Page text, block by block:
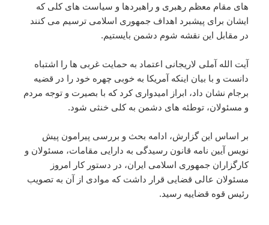
های مقام معظم رهبری و راهبردها و سیاست های کلی که
ایشان برای پیشبرد اهداف جمهوری اسلامی ترسیم می کنند
در مقابل این نقشه شوم دشمن بایستیم.
آیت الله آملی لاریجانی اعتماد به حمایت غربی ها را اشتباه
دانست و با بیان اینکه آمریکا به خوبی چهره خود را در قضیه
برجام نشان داد، ابراز امیدواری کرد که با بصیرت و توجه مردم
و مسئولان، توطئه های دشمن به کلی خنثی شود.
بر اساس این گزارش، ادامه بحث و بررسی پیرامون پیش
نویس آیین نامه قانون رسیدگی به دارایی مقامات، مسئولان و
کارگزاران جمهوری اسلامی ایران، در دستور کار امروز
مسئولان عالی قضایی قرار داشت که موادی از آن به تصویب
رئیس قوه قضاییه رسید.